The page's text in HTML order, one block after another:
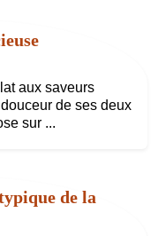
aux saveurs
de ses deux
sur ...
de la